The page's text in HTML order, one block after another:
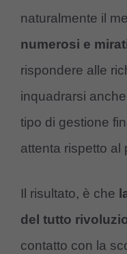
naturalmente il
numerosi e
rispondere alle
inquadrarsi
tipo di gestione
attenta rispetto al
Il risultato, è che
del tutto
contatto con la